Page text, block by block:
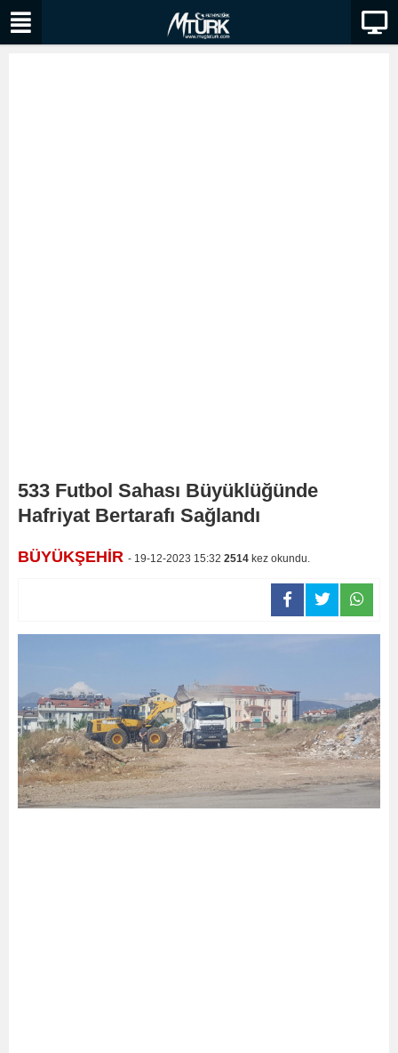
533 Futbol Sahası Büyüklüğünde
Hafriyat Bertarafı Sağlandı
BÜYÜKŞEHİR - 19-12-2023 15:32 2514 kez okundu.